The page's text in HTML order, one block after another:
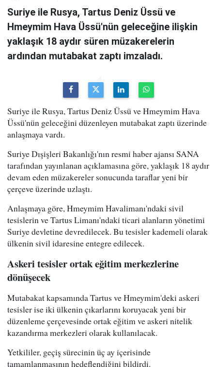
Suriye ile Rusya, Tartus Deniz Üssü ve
Hmeymim Hava Üssü'nün geleceğine ilişkin
yaklaşık 18 aydır süren müzakerelerin
ardından mutabakat zaptı imzaladı.
Suriye ile Rusya, Tartus Deniz Üssü ve Hmeymim Hava
Üssü'nün geleceğini düzenleyen mutabakat zaptı üzerinde
anlaşmaya vardı.
Suriye Dışişleri Bakanlığı'nın resmi haber ajansı SANA
tarafından yayınlanan açıklamasına göre, yaklaşık 18 aydır
devam eden müzakereler sonucunda taraflar yeni bir
çerçeve üzerinde uzlaştı.
Anlaşmaya göre, Hmeymim Havalimanı'ndaki sivil
tesislerin ve Tartus Limanı'ndaki ticari alanların yönetimi
Suriye devletine devredilecek. Bu tesisler kademeli olarak
ülkenin sivil idaresine entegre edilecek.
Askeri tesisler ortak eğitim merkezlerine
dönüşecek
Mutabakat kapsamında Tartus ve Hmeymim'deki askeri
tesisler ise iki ülkenin çıkarlarını koruyacak yeni bir
düzenleme çerçevesinde ortak eğitim ve askeri nitelik
kazandırma merkezleri olarak kullanılacak.
Yetkililer, geçiş sürecinin üç ay içerisinde
tamamlanmasının hedeflendiğini bildirdi.